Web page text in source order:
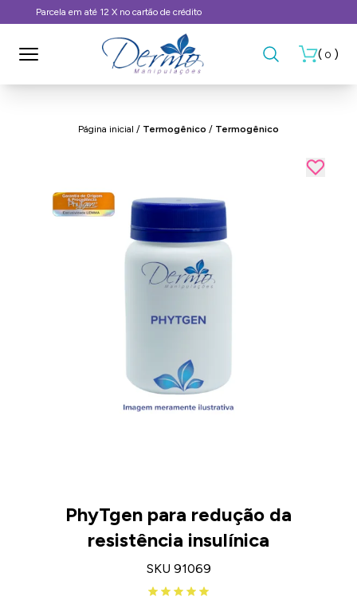
Frete Grátis, consulte as condições
( 0 )
Página inicial / Termogênico / Termogênico
PhyTgen para redução da
resistência insulínica
SKU 91069